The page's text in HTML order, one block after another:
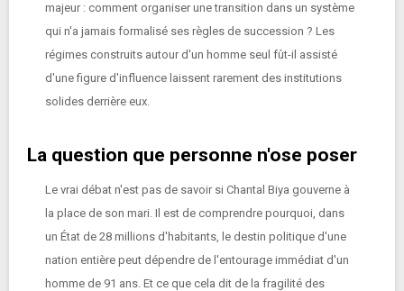
majeur : comment organiser une transition dans un système
qui n'a jamais formalisé ses règles de succession ? Les
régimes construits autour d'un homme seul fût-il assisté
d'une figure d'influence laissent rarement des institutions
solides derrière eux.
La question que personne n'ose poser
Le vrai débat n'est pas de savoir si Chantal Biya gouverne à
la place de son mari. Il est de comprendre pourquoi, dans
un État de 28 millions d'habitants, le destin politique d'une
nation entière peut dépendre de l'entourage immédiat d'un
homme de 91 ans. Et ce que cela dit de la fragilité des